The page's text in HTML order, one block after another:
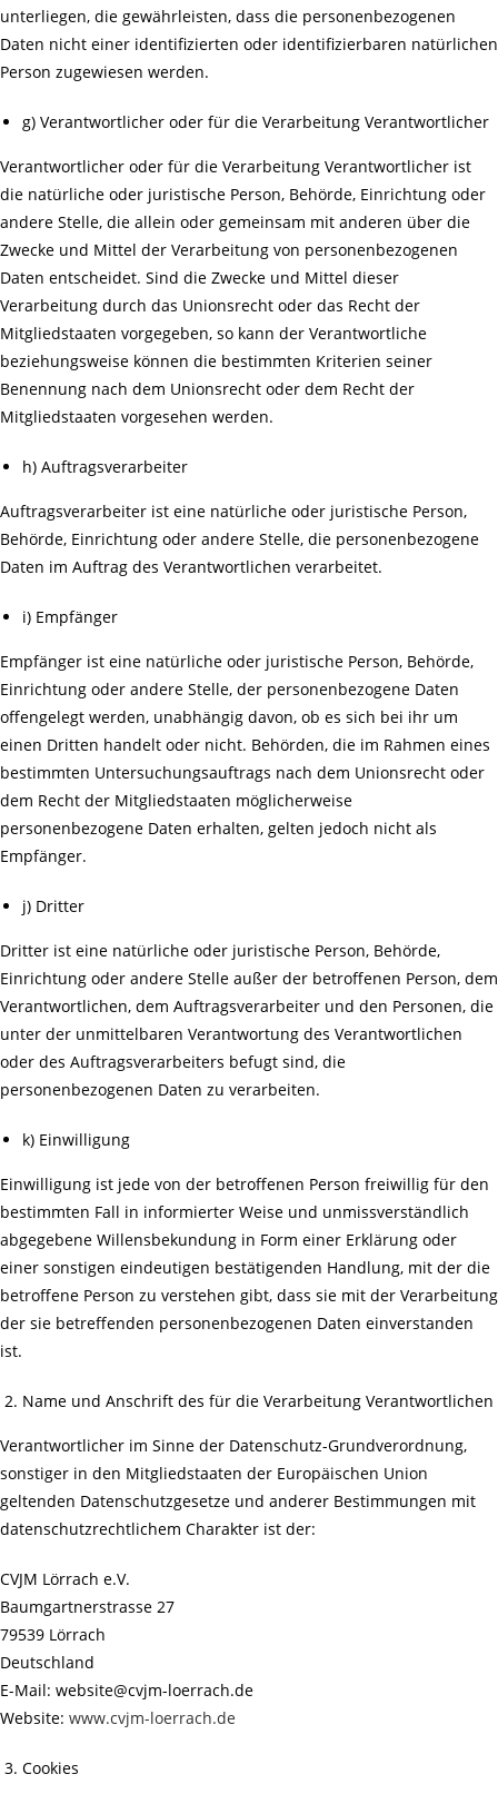
unterliegen, die gewährleisten, dass die personenbezogenen
Daten nicht einer identifizierten oder identifizierbaren natürlichen
Person zugewiesen werden.
g) Verantwortlicher oder für die Verarbeitung Verantwortlicher
Verantwortlicher oder für die Verarbeitung Verantwortlicher ist
die natürliche oder juristische Person, Behörde, Einrichtung oder
andere Stelle, die allein oder gemeinsam mit anderen über die
Zwecke und Mittel der Verarbeitung von personenbezogenen
Daten entscheidet. Sind die Zwecke und Mittel dieser
Verarbeitung durch das Unionsrecht oder das Recht der
Mitgliedstaaten vorgegeben, so kann der Verantwortliche
beziehungsweise können die bestimmten Kriterien seiner
Benennung nach dem Unionsrecht oder dem Recht der
Mitgliedstaaten vorgesehen werden.
h) Auftragsverarbeiter
Auftragsverarbeiter ist eine natürliche oder juristische Person,
Behörde, Einrichtung oder andere Stelle, die personenbezogene
Daten im Auftrag des Verantwortlichen verarbeitet.
i) Empfänger
Empfänger ist eine natürliche oder juristische Person, Behörde,
Einrichtung oder andere Stelle, der personenbezogene Daten
offengelegt werden, unabhängig davon, ob es sich bei ihr um
einen Dritten handelt oder nicht. Behörden, die im Rahmen eines
bestimmten Untersuchungsauftrags nach dem Unionsrecht oder
dem Recht der Mitgliedstaaten möglicherweise
personenbezogene Daten erhalten, gelten jedoch nicht als
Empfänger.
j) Dritter
Dritter ist eine natürliche oder juristische Person, Behörde,
Einrichtung oder andere Stelle außer der betroffenen Person, dem
Verantwortlichen, dem Auftragsverarbeiter und den Personen, die
unter der unmittelbaren Verantwortung des Verantwortlichen
oder des Auftragsverarbeiters befugt sind, die
personenbezogenen Daten zu verarbeiten.
k) Einwilligung
Einwilligung ist jede von der betroffenen Person freiwillig für den
bestimmten Fall in informierter Weise und unmissverständlich
abgegebene Willensbekundung in Form einer Erklärung oder
einer sonstigen eindeutigen bestätigenden Handlung, mit der die
betroffene Person zu verstehen gibt, dass sie mit der Verarbeitung
der sie betreffenden personenbezogenen Daten einverstanden
ist.
Name und Anschrift des für die Verarbeitung Verantwortlichen
Verantwortlicher im Sinne der Datenschutz-Grundverordnung,
sonstiger in den Mitgliedstaaten der Europäischen Union
geltenden Datenschutzgesetze und anderer Bestimmungen mit
datenschutzrechtlichem Charakter ist der:
CVJM Lörrach e.V.
Baumgartnerstrasse 27
79539 Lörrach
Deutschland
E-Mail: website@cvjm-loerrach.de
Website: www.cvjm-loerrach.de
Cookies